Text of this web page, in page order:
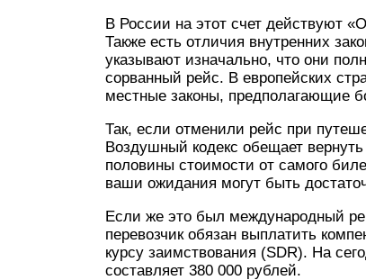
В России на этот счет действуют
Также есть отличия внутренних
указывают изначально, что они
сорванный рейс. В европейских
местные законы, предполагающие
Так, если отменили рейс при
Воздушный кодекс обещает
половины стоимости от самого
ваши ожидания могут быть
Если же это был международный
перевозчик обязан выплатить
курсу заимствования (SDR). На
составляет 380 000 рублей.